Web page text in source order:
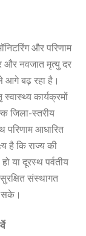
और परिणाम
और नवजात मृत्यु दर
आगे बढ़ रहा है।
कार्यक्रमों
जिला-स्तरीय
परिणाम आधारित
है कि राज्य की
या दूरस्थ पर्वतीय
संस्थागत
सके।